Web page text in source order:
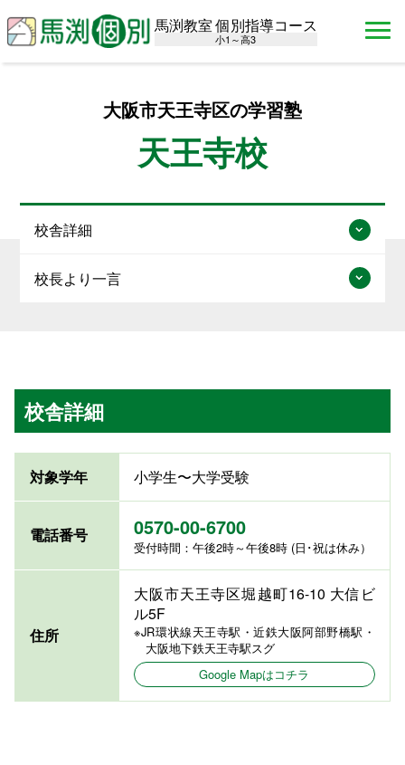
馬渕教室 個別指導コース
小1～高3
大阪市天王寺区の学習塾
天王寺校
校舎詳細
校長より一言
校舎詳細
対象学年 小学生〜大学受験
電話番号 0570-00-6700
受付時間：午後2時～午後8時 (日･祝は休み）
住所
大阪市天王寺区堀越町16-10 大信ビ
ル5F
※JR環状線天王寺駅・近鉄大阪阿部野橋駅・
大阪地下鉄天王寺駅スグ
Google Mapはコチラ